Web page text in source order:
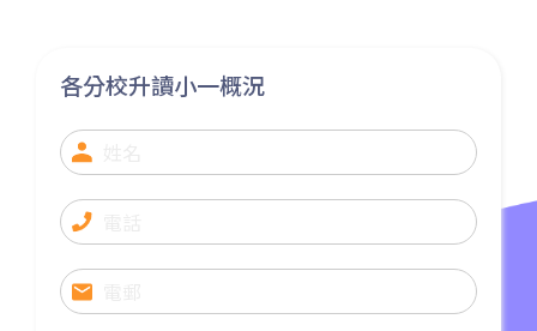
各分校升讀小一概況